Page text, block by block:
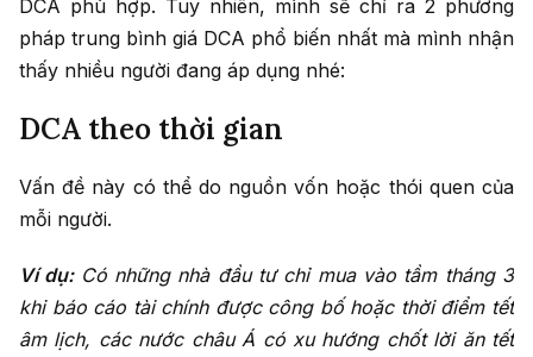
DCA phù hợp. Tuy nhiên, mình sẽ chỉ ra 2 phương
pháp trung bình giá DCA phổ biến nhất mà mình nhận
thấy nhiều người đang áp dụng nhé:
DCA theo thời gian
Vấn đề này có thể do nguồn vốn hoặc thói quen của
mỗi người.
Ví dụ: Có những nhà đầu tư chỉ mua vào tầm tháng 3
khi báo cáo tài chính được công bố hoặc thời điểm tết
âm lịch, các nước châu Á có xu hướng chốt lời ăn tết